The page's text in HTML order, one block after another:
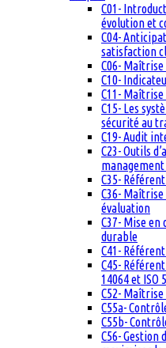
C01-
évolution et
C04-
satisfaction
C06-
C10-
C11- Maîtrise
C15- Les
sécurité au
C19- Audit
C23- Outils
management
C35-
C36-
évaluation
C37- Mise
durable
C41-
C45-
14064 et ISO
C52- Maîtrise
C55a-
C55b-
C56- Gestion